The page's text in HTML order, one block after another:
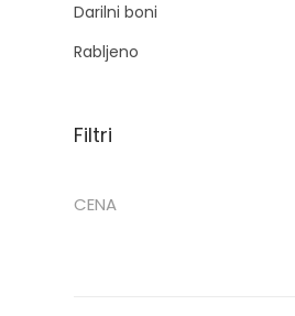
Darilni boni
Rabljeno
Filtri
CENA